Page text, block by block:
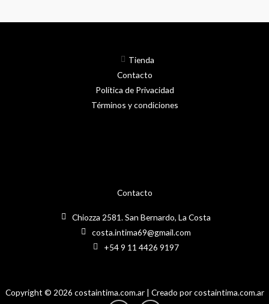
la
Contacto
Chiozza 2581. San Bernardo, La Costa
costa.intima69@gmail.com
+54 9 11 4426 9197
Tienda
Contacto
Política de Privacidad
Términos y condiciones
Copyright © 2026 costaintima.com.ar | Creado por costaintima.com.ar